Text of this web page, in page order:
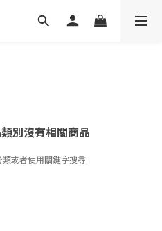
別沒有相關商品
或者使用關鍵字搜尋